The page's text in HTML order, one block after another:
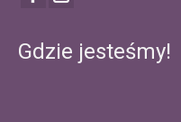
Gdzie jesteśmy!